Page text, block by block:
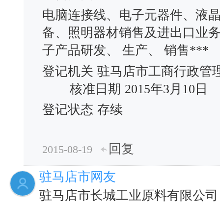
电脑连接线、电子元器件、液
备、照明器材销售及进出口业
子产品研发、 生产、 销售***
登记机关 驻马店市工商行政管
核准日期 2015年3月10日
登记状态 存续
2015-08-19
回复
驻马店市网友
驻马店市长城工业原料有限公司